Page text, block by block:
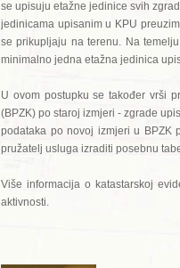
se upisuju etažne jedinice svih
jedinicama upisanim u KPU
se prikupljaju na terenu. Na
minimalno jedna etažna jedinica
U ovom postupku se također vrši
(BPZK) po staroj izmjeri - zgrade
podataka po novoj izmjeri u BPZK
pružatelj usluga izraditi posebnu
Više informacija o katastarskoj
aktivnosti.